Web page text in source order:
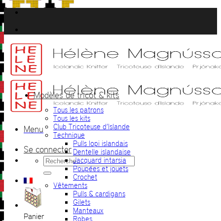
Passer
au
contenu
Menu
Se connecter
Recherche
pour :
Panier
Modèles de tricot & kits
Tous les patrons
Tous les kits
Club Tricoteuse d’Islande
Technique
Pulls lopi islandais
Dentelle islandaise
Jacquard intarsia
Poupées et jouets
Crochet
Vêtements
Pulls & cardigans
Gilets
Manteaux
Robes